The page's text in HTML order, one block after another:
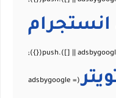
انستجرام